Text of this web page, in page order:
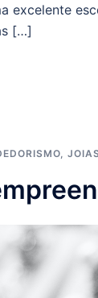
excelente
[…]